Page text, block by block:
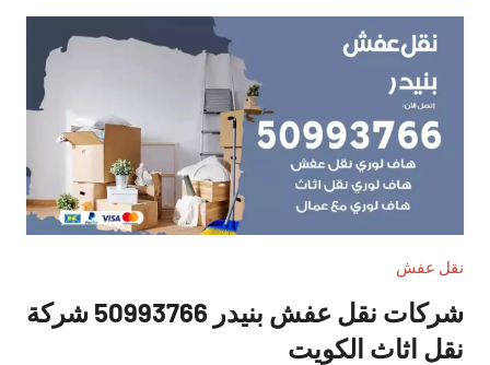
نقل عفش
شركات نقل عفش بنيدر 50993766 شركة
نقل اثاث الكويت